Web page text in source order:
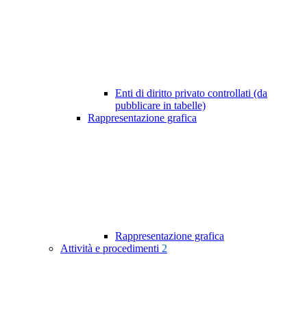
Enti di diritto privato controllati (da
pubblicare in tabelle)
Rappresentazione grafica
Rappresentazione grafica
Attività e procedimenti 2